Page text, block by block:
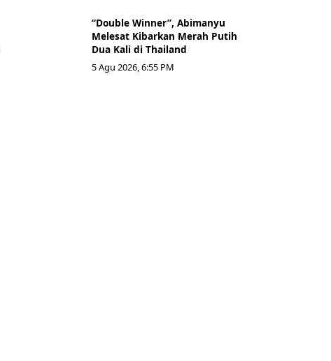
“Double Winner”, Abimanyu
Melesat Kibarkan Merah Putih
Dua Kali di Thailand
5 Agu 2026, 6:55 PM